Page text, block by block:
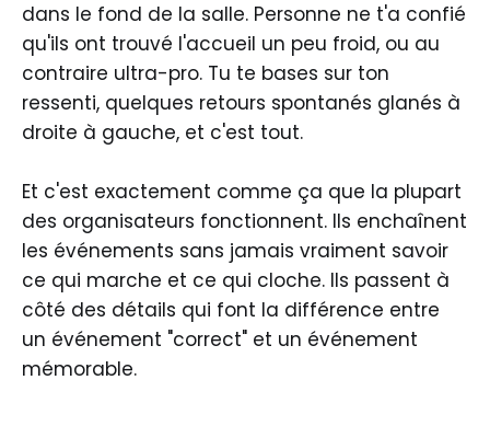
dans le fond de la salle. Personne ne t'a confié
qu'ils ont trouvé l'accueil un peu froid, ou au
contraire ultra-pro. Tu te bases sur ton
ressenti, quelques retours spontanés glanés à
droite à gauche, et c'est tout.
Et c'est exactement comme ça que la plupart
des organisateurs fonctionnent. Ils enchaînent
les événements sans jamais vraiment savoir
ce qui marche et ce qui cloche. Ils passent à
côté des détails qui font la différence entre
un événement "correct" et un événement
mémorable.